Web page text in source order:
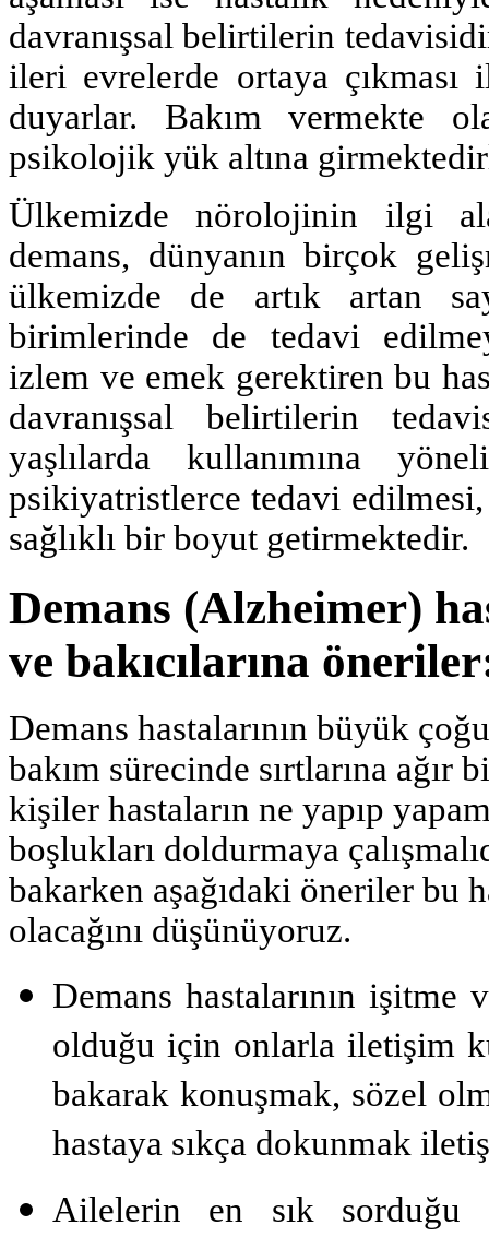
davranışsal belirtilerin
ileri evrelerde ortaya çıkması
duyarlar. Bakım vermekte
psikolojik yük altına
Ülkemizde nörolojinin ilgi
demans, dünyanın birçok
ülkemizde de artık artan
birimlerinde de tedavi
izlem ve emek gerektiren bu
davranışsal belirtilerin
yaşlılarda kullanımına
psikiyatristlerce tedavi edilmesi,
sağlıklı bir boyut getir­mektedir.
Demans (Alzheimer)
ve bakıcılarına
Demans hastalarının büyük
bakım sürecinde sırtlarına ağır
kişiler hasta­ların ne yapıp
boşlukları doldurmaya
bakarken aşağıdaki öneriler bu
olacağını düşünüyoruz.
Demans hastalarının işitme
olduğu için onlarla iletişim
bakarak konuşmak, sözel
hastaya sıkça dokunmak
Ailelerin en sık sorduğu